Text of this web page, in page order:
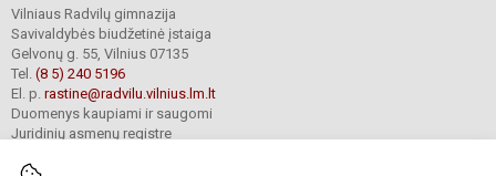
Vilniaus Radvilų gimnazija
Savivaldybės biudžetinė įstaiga
Gelvonų g. 55, Vilnius 07135
Tel. (8 5) 240 5196
El. p. rastine@radvilu.vilnius.lm.lt
Duomenys kaupiami ir saugomi
Juridinių asmenų registre